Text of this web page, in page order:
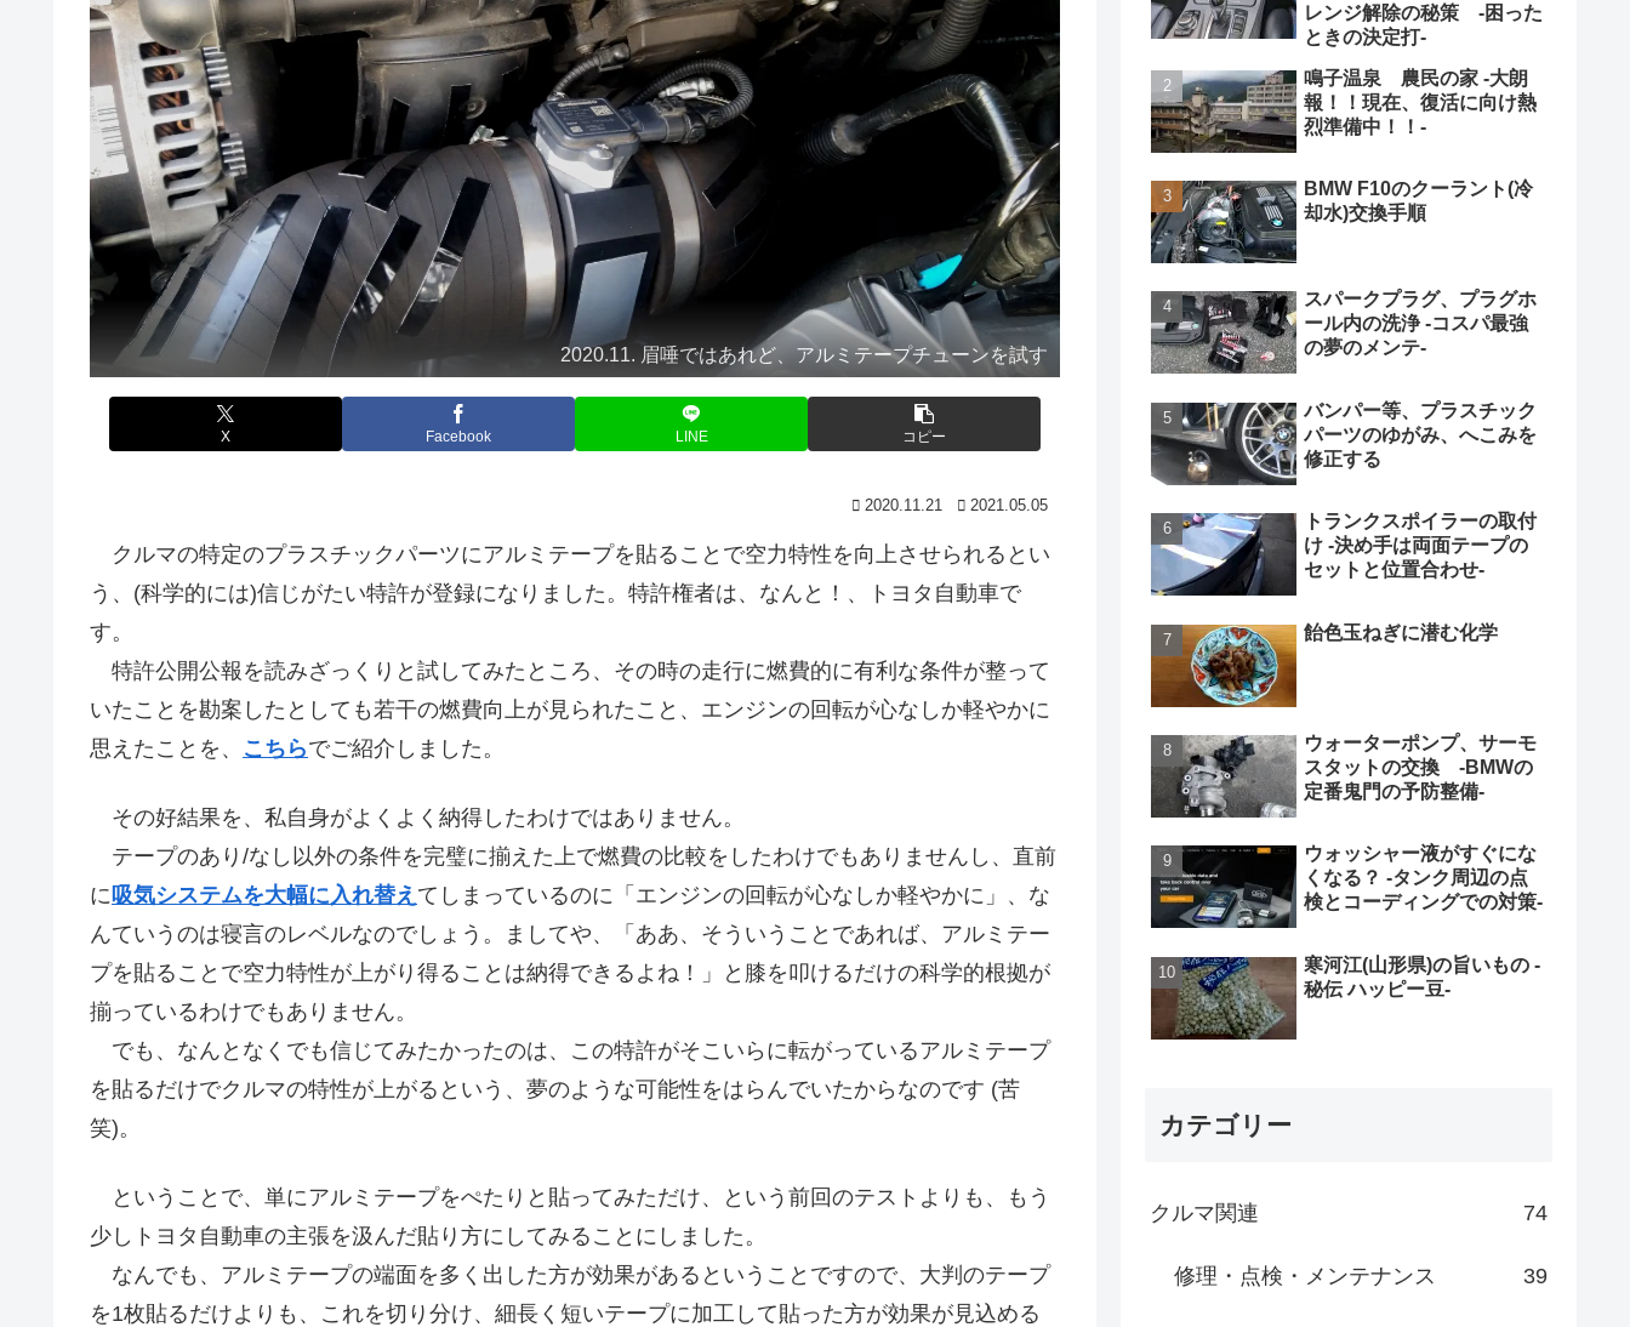
2020.11. 眉唾ではあれど、アルミテープチューンを試す
X Facebook LINE コピー
2020.11.21 2021.05.05
クルマの特定のプラスチックパーツにアルミテープを貼ることで空力特性を向上させられるとい
う、(科学的には)信じがたい特許が登録になりました。特許権者は、なんと！、トヨタ自動車で
す。
特許公開公報を読みざっくりと試してみたところ、その時の走行に燃費的に有利な条件が整って
いたことを勘案したとしても若干の燃費向上が見られたこと、エンジンの回転が心なしか軽やかに
思えたことを、 こちらでご紹介しました。
その好結果を、私自身がよくよく納得したわけではありません。
テープのあり/なし以外の条件を完璧に揃えた上で燃費の比較をしたわけでもありませんし、直前
に 吸気システムを大幅に入れ替え てしまっているのに「エンジンの回転が心なしか軽やかに」、な
んていうのは寝言のレベルなのでしょう。ましてや、「ああ、そういうことであれば、アルミテー
プを貼ることで空力特性が上がり得ることは納得できるよね！」と膝を叩けるだけの科学的根拠が
揃っているわけでもありません。
でも、なんとなくでも信じてみたかったのは、この特許がそこいらに転がっているアルミテープ
を貼るだけでクルマの特性が上がるという、夢のような可能性をはらんでいたからなのです (苦
笑)。
ということで、単にアルミテープをぺたりと貼ってみただけ、という前回のテストよりも、もう
少しトヨタ自動車の主張を汲んだ貼り方にしてみることにしました。
なんでも、アルミテープの端面を多く出した方が効果があるということですので、大判のテープ
を1枚貼るだけよりも、これを切り分け、細長く短いテープに加工して貼った方が効果が見込める
レンジ解除の秘策 -困った
ときの決定打-
鳴子温泉 農民の家 -大朗
報！！現在、復活に向け熱
烈準備中！！-
BMW F10のクーラント(冷
却水)交換手順
スパークプラグ、プラグホ
ール内の洗浄 -コスパ最強
の夢のメンテ-
バンパー等、プラスチック
パーツのゆがみ、へこみを
修正する
トランクスポイラーの取付
け -決め手は両面テープの
セットと位置合わせ-
飴色玉ねぎに潜む化学
ウォーターポンプ、サーモ
スタットの交換 -BMWの
定番鬼門の予防整備-
ウォッシャー液がすぐにな
くなる？ -タンク周辺の点
検とコーディングでの対策-
寒河江(山形県)の旨いもの -
秘伝 ハッピー豆-
カテゴリー
クルマ関連 74
修理・点検・メンテナンス 39